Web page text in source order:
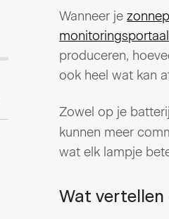
Wanneer je
monitoringsportaal
produceren,
ook heel wat kan
Zowel op je
kunnen meer
wat elk lampje
Wat vertellen